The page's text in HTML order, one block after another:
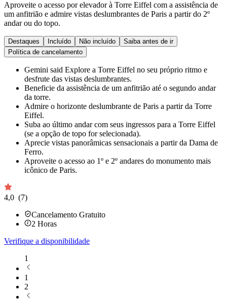
Aproveite o acesso por elevador à Torre Eiffel com a assistência de
um anfitrião e admire vistas deslumbrantes de Paris a partir do 2º
andar ou do topo.
Destaques Incluído Não incluído
Saiba antes de ir
Política de cancelamento
Gemini said Explore a Torre Eiffel no seu próprio ritmo e
desfrute das vistas deslumbrantes.
Beneficie da assistência de um anfitrião até o segundo andar
da torre.
Admire o horizonte deslumbrante de Paris a partir da Torre
Eiffel.
Suba ao último andar com seus ingressos para a Torre Eiffel
(se a opção de topo for selecionada).
Aprecie vistas panorâmicas sensacionais a partir da Dama de
Ferro.
Aproveite o acesso ao 1º e 2º andares do monumento mais
icônico de Paris.
4,0 (7)
Cancelamento Gratuito
2 Horas
Verifique a disponibilidade
1
1
2